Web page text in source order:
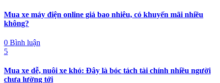
Mua xe máy điện online giá bao nhiêu, có khuyến mãi nhiều
không?
0 Bình luận
5
Mua xe dễ, nuôi xe khó: Đây là bóc tách tài chính nhiều người
chưa lường tới